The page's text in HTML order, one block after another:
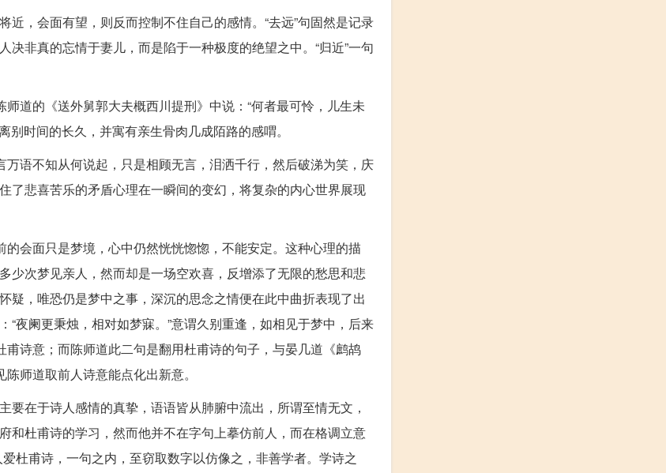
，会面有望，则反而控制不住自己的感情。“去远”句固然是记录
非真的忘情于妻儿，而是陷于一种极度的绝望之中。“归近”一句
道的《送外舅郭大夫概西川提刑》中说：“何者最可怜，儿生未
别时间的长久，并寓有亲生骨肉几成陌路的感喟。
语不知从何说起，只是相顾无言，泪洒千行，然后破涕为笑，庆
了悲喜苦乐的矛盾心理在一瞬间的变幻，将复杂的内心世界展现
会面只是梦境，心中仍然恍恍惚惚，不能安定。这种心理的描
次梦见亲人，然而却是一场空欢喜，反增添了无限的愁思和悲
，唯恐仍是梦中之事，深沉的思念之情便在此中曲折表现了出
夜阑更秉烛，相对如梦寐。”意谓久别重逢，如相见于梦中，后来
诗意；而陈师道此二句是翻用杜甫诗的句子，与晏几道《鹧鸪
师道取前人诗意能点化出新意。
在于诗人感情的真挚，语语皆从肺腑中流出，所谓至情无文，
和杜甫诗的学习，然而他并不在字句上摹仿前人，而在格调立意
杜甫诗，一句之内，至窃取数字以仿像之，非善学者。学诗之